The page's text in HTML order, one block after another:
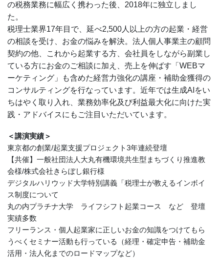
の税務業務に幅広く携わった後、2018年に独立しまし
た。
税理士業界17年目で、延べ2,500人以上の方の起業・経営
の相談を受け、お金の悩みを解決。法人個人事業主の顧問
契約の他、これから起業する方、会社員をしながら副業し
ている方にお金のご相談に加え、売上を伸ばす「WEBマ
ーケティング」も含めた経営力強化の講座・補助金獲得の
コンサルティングを行なっています。近年では生成AIをい
ちはやく取り入れ、業務効率化及び利益最大化に向けた実
践・アドバイスにもご注目いただいています。
＜講演実績＞
東京都の創業/起業支援プロジェクト3年連続登壇
【共催】一般社団法人大丸有機環境共生型まちづくり推進教
会様/株式会社きらぼし銀行様
デジタルハリウッド大学特別講義「税理士が教えるインボイ
ス制度について
丸の内プラチナ大学 ライフシフト起業コース など 登壇
実績多数
フリーランス・個人起業家に正しいお金の知識をつけてもら
うべくセミナー活動も行っている（経理・確定申告・補助金
活用・法人化までのロードマップなど）